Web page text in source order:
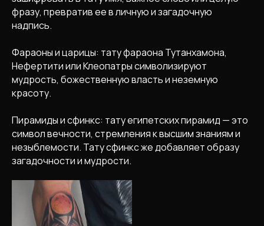
фразу, превратив ее в личную и загадочную
надпись.
Фараоны и царицы: тату фараона Тутанхамона,
Нефертити или Клеопатры символизируют
мудрость, божественную власть и неземную
красоту.
Пирамиды и сфинкс: тату египетских пирамид — это
символ вечности, стремления к высшим знаниям и
незыблемости. Тату сфинкс же добавляет образу
загадочности и мудрости.